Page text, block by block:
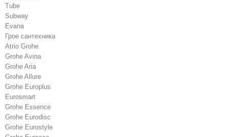
Tube
Subway
Evana
Грое сантехника
Atrio Grohe
Grohe Avina
Grohe Aria
Grohe Allure
Grohe Europlus
Eurosmart
Grohe Essence
Grohe Eurodisc
Grohe Eurostyle